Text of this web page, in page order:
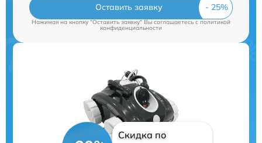
Оставить заявку
Нажимая на кнопку "Оставить заявку" Вы соглашаетесь c политикой
конфиденциальности
Скидка по